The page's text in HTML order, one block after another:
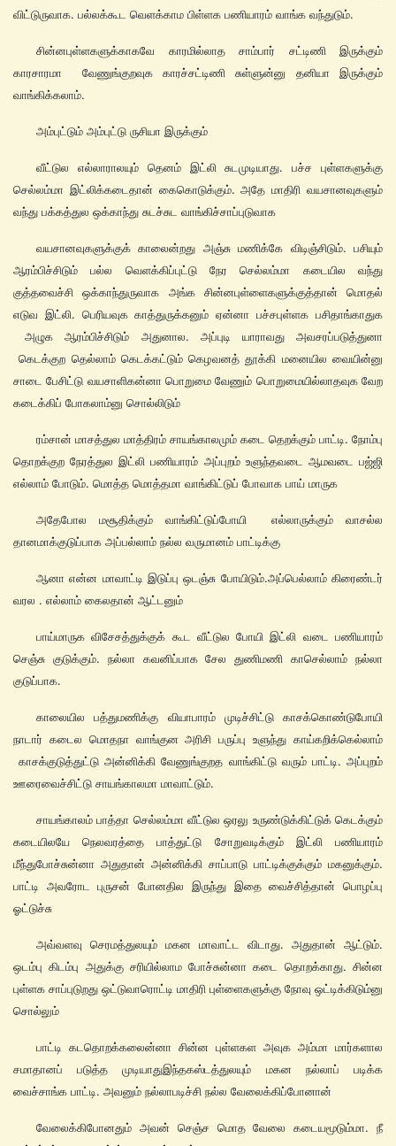
விட்டுருவாக. பல்லக்கூட வெளக்காம பிள்ளக பணியாரம் வாங்க வந்துடும்.
சின்னபுள்ளகளுக்காகவே காரமில்லாத சாம்பார் சட்டிணி இருக்கும்
காரசாரமா வேணுங்குறவுக காரச்சட்டிணி சுள்ளுன்னு தனியா இருக்கும்
வாங்கிக்கலாம்.
அம்புட்டும் அம்புட்டு ருசியா இருக்கும்
வீட்டுல எல்லாராலயும் தெனம் இட்லி சுடமுடியாது. பச்ச புள்ளகளுக்கு
செல்லம்மா இட்லிக்கடைதான் கைகொடுக்கும். அதே மாதிரி வயசானவுகளும்
வந்து பக்கத்துல ஒக்காந்து சுடச்சுட வாங்கிச்சாப்புடுவாக
வயசானவுகளுக்குக் காலைன்றது அஞ்சு மணிக்கே விடிஞ்சிடும். பசியும்
ஆரம்பிச்சிடும் பல்ல வெளக்கிப்புட்டு நேர செல்லம்மா கடையில வந்து
குத்தவைச்சி ஒக்காந்துருவாக அங்க சின்னபுள்ளைகளுக்குத்தான் மொதல்
எடுவ இட்லி. பெரியவுக காத்துருக்கனும் ஏன்னா பச்சபுள்ளக பசிதாங்காதுக
அழுக ஆரம்பிச்சிடும் அதுனால. அப்புடி யாராவது அவசரப்படுத்துனா
கெடக்குற தெல்லாம் கெடக்கட்டும் கெழவனத் தூக்கி மனையில வையின்னு
சாடை பேசிட்டு வயசாளிகன்னா பொறுமை வேணும் பொறுமையில்லாதவுக வேற
கடைக்கிப் போகலாம்னு சொல்லிடும்
ரம்சான் மாசத்துல மாத்திரம் சாயங்காலமும் கடை தெறக்கும் பாட்டி. நோம்பு
தொறக்குற நேரத்துல இட்லி பணியாரம் அப்புறம் உளுந்தவடை ஆமவடை பஜ்ஜி
எல்லாம் போடும். மொத்த மொத்தமா வாங்கிட்டுப் போவாக பாய் மாருக
அதேபோல மசூதிக்கும் வாங்கிட்டுப்போயி எல்லாருக்கும் வாசல்ல
தானமாக்குடுப்பாக அப்பல்லாம் நல்ல வருமானம் பாட்டிக்கு
ஆனா என்ன மாவாட்டி இடுப்பு ஒடஞ்சு போயிடும்.அப்பெல்லாம் கிரைண்டர்
வரல . எல்லாம் கைலதான் ஆட்டனும்
பாய்மாருக விசேசத்துக்குக் கூட வீட்டுல போயி இட்லி வடை பணியாரம்
செஞ்சு குடுக்கும். நல்லா கவனிப்பாக சேல துணிமணி காசெல்லாம் நல்லா
குடுப்பாக.
காலையில பத்துமணிக்கு வியாபாரம் முடிச்சிட்டு காசக்கொண்டுபோயி
நாடார் கடைல மொதநா வாங்குன அரிசி பருப்பு உளுந்து காய்கறிக்கெல்லாம்
காசக்குடுத்துட்டு அன்னிக்கி வேணுங்குறத வாங்கிட்டு வரும் பாட்டி. அப்புறம்
ஊரைவைச்சிட்டு சாயங்காலமா மாவாட்டும்.
சாயங்காலம் பாத்தா செல்லம்மா வீட்டுல ஒரலு உருண்டுக்கிட்டுக் கெடக்கும்
கடையிலயே நெலவரத்தை பாத்துட்டு சோறுவடிக்கும் இட்லி பணியாரம்
மீந்துபோச்சுன்னா அதுதான் அன்னிக்கி சாப்பாடு பாட்டிக்குக்கும் மகனுக்கும்.
பாட்டி அவரோட புருசன் போனதில இருந்து இதை வைச்சித்தான் பொழப்பு
ஓட்டுச்சு
அவ்வளவு செரமத்துலயும் மகன மாவாட்ட விடாது. அதுதான் ஆட்டும்.
ஒடம்பு கிடம்பு அதுக்கு சரியில்லாம போச்சுன்னா கடை தொறக்காது. சின்ன
புள்ளக சாப்புடுறது ஒட்டுவாரொட்டி மாதிரி புள்ளைகளுக்கு நோவு ஒட்டிக்கிடும்னு
சொல்லும்
பாட்டி கடதொறக்கலைன்னா சின்ன புள்ளகள அவுக அம்மா மார்களால
சமாதானப் படுத்த முடியாதுஇந்தகஸ்டத்துலயும் மகன நல்லாப் படிக்க
வைச்சாங்க பாட்டி. அவனும் நல்லாபடிச்சி நல்ல வேலைக்கிப்போனான்
வேலைக்கிபோனதும் அவன் செஞ்ச மொத வேலை கடையமூடும்மா. நீ